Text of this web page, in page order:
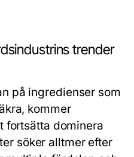
trender
på ingredienser som
kommer
fortsätta dominera
söker alltmer efter